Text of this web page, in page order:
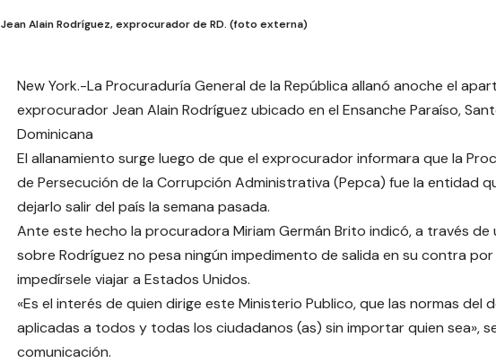
Jean Alain Rodríguez, exprocurador de RD. (foto externa)
New York.-La Procuraduría General de la República allanó anoche el
exprocurador Jean Alain Rodríguez ubicado en el Ensanche Paraíso,
Dominicana
El allanamiento surge luego de que el exprocurador informara que la
de Persecución de la Corrupción Administrativa (Pepca) fue la entidad
dejarlo salir del país la semana pasada.
Ante este hecho la procuradora Miriam Germán Brito indicó, a través
sobre Rodríguez no pesa ningún impedimento de salida en su contra
impedírsele viajar a Estados Unidos.
«Es el interés de quien dirige este Ministerio Publico, que las normas del
aplicadas a todos y todas los ciudadanos (as) sin importar quien sea»,
comunicación.